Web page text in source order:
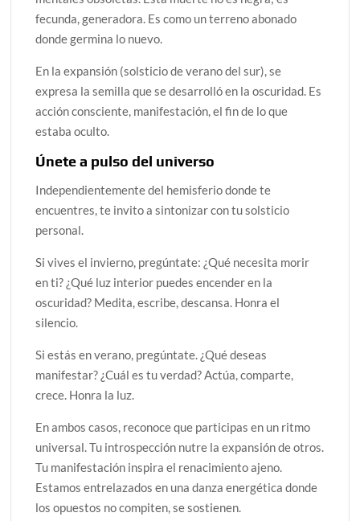
fecunda, generadora. Es como un terreno abonado
donde germina lo nuevo.
En la expansión (solsticio de verano del sur), se
expresa la semilla que se desarrolló en la oscuridad. Es
acción consciente, manifestación, el fin de lo que
estaba oculto.
Únete a pulso del universo
Independientemente del hemisferio donde te
encuentres, te invito a sintonizar con tu solsticio
personal.
Si vives el invierno, pregúntate: ¿Qué necesita morir
en ti? ¿Qué luz interior puedes encender en la
oscuridad? Medita, escribe, descansa. Honra el
silencio.
Si estás en verano, pregúntate. ¿Qué deseas
manifestar? ¿Cuál es tu verdad? Actúa, comparte,
crece. Honra la luz.
En ambos casos, reconoce que participas en un ritmo
universal. Tu introspección nutre la expansión de otros.
Tu manifestación inspira el renacimiento ajeno.
Estamos entrelazados en una danza energética donde
los opuestos no compiten, se sostienen.